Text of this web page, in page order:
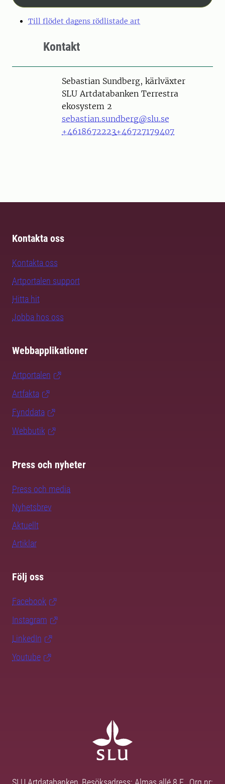
Till flödet dagens rödlistade art
Kontakt
PersonSebastian Sundberg, kärlväxter
SLU Artdatabanken Terrestra
ekosystem 2
sebastian.sundberg@slu.se
+4618672223+46727179407
Kontakta oss
Kontakta oss
Artportalen support
Hitta hit
Jobba hos oss
Webbapplikationer
Artportalen
Artfakta
Fynddata
Webbutik
Press och nyheter
Press och media
Nyhetsbrev
Aktuellt
Artiklar
Följ oss
Facebook
Instagram
LinkedIn
Youtube